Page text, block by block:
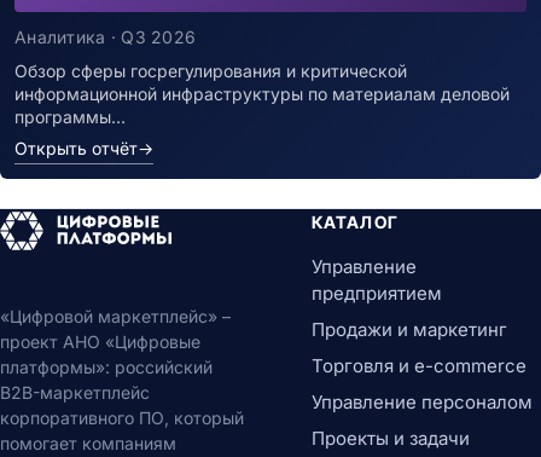
Аналитика · Q3 2026
Обзор сферы госрегулирования и критической
информационной инфраструктуры по материалам деловой
программы…
Открыть отчёт→
«Цифровой маркетплейс» –
проект АНО «Цифровые
платформы»: российский
B2B-маркетплейс
корпоративного ПО, который
помогает компаниям
КАТАЛОГ
Управление
предприятием
Продажи и маркетинг
Торговля и e-commerce
Управление персоналом
Проекты и задачи